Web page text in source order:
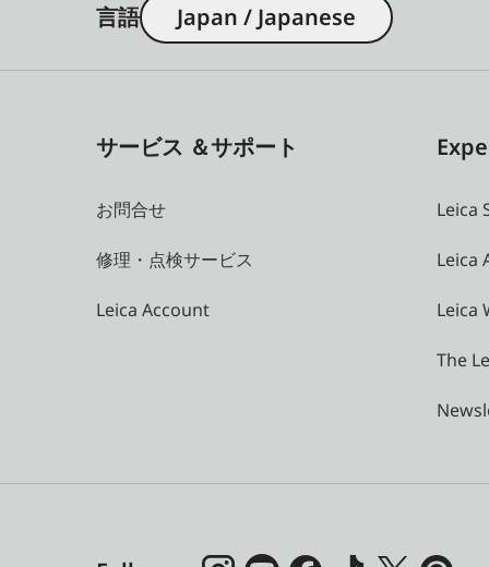
言語 Japan / Japanese
サービス ＆サポート
お問合せ
修理・点検サービス
Leica Account
Leica
Leica
Leica
The